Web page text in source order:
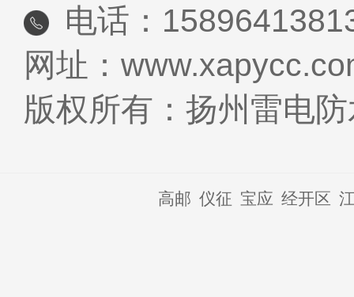
电话：
网址：
版权所有：扬州雷电
高邮 仪征 宝应 经开区